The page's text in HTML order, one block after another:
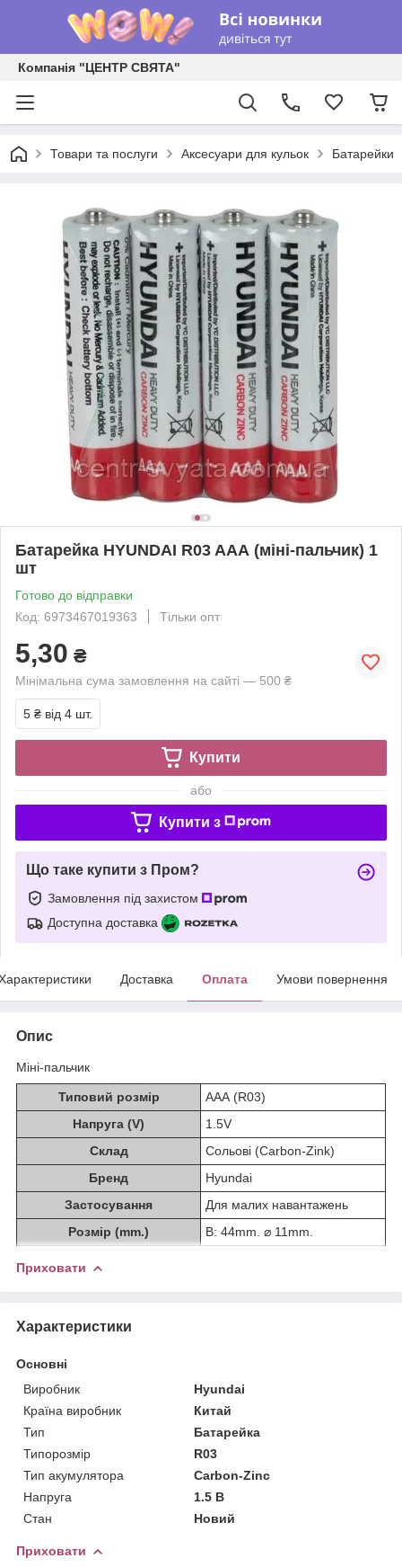
Компанія "ЦЕНТР СВЯТА"
Товари та послуги Аксесуари для кульок Батарейки
Батарейка HYUNDAI R03 AAА (міні-пальчик) 1
шт
Готово до відправки
Код: 6973467019363
Тільки опт
5,30 ₴
Мінімальна сума замовлення на сайті — 500 ₴
5 ₴ від 4 шт.
Купити
або
Купити з
Що таке купити з Пром?
Замовлення під захистом
Доступна доставка
Доставка Оплата Умови повернення
Опис
Міні-пальчик
Типовий розмір
AAА (R03)
Напруга (V)
1.5V
Склад
Сольові (Carbon-Zink)
Бренд
Hyundai
Застосування
Для малих навантажень
Розмір (mm.)
В: 44mm. ⌀ 11mm.
Приховати
Характеристики
Основні
Виробник
Hyundai
Країна виробник
Китай
Тип
Батарейка
Типорозмір
R03
Тип акумулятора
Carbon-Zinc
Напруга
1.5 В
Стан
Новий
Приховати